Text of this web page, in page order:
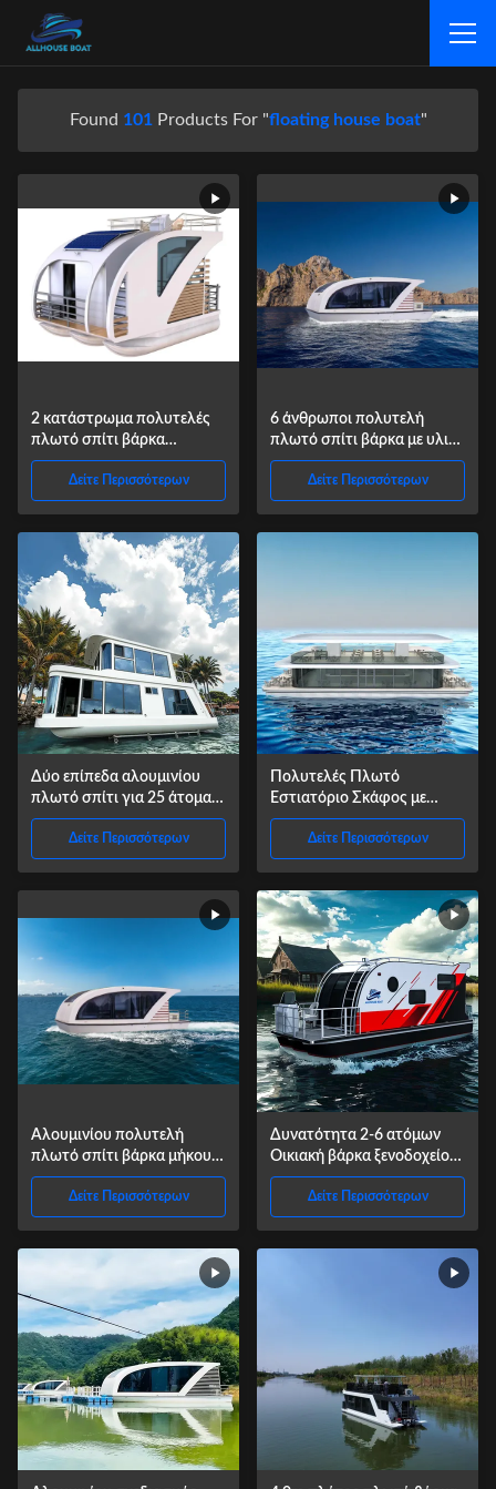
Found 101Products For "floating house boat"
2 κατάστρωμα πολυτελές
πλωτό σπίτι βάρκα
αλουμίνιο βάρκα σπίτι για
πάρτι αναψυχής
Δείτε Περισσότερων
6 άνθρωποι πολυτελή
πλωτό σπίτι βάρκα με υλικό
αλουμινίου για διασκέδαση
αναψυχήςΔείτε Περισσότερων
Δύο επίπεδα αλουμινίου
πλωτό σπίτι για 25 άτομα
χωρητικότητα
Δείτε Περισσότερων
Πολυτελές Πλωτό
Εστιατόριο Σκάφος με
Μήκος 30μ, Χωρητικότητα
200 Ατόμων και Κατασκευή
Αλουμινίου
Δείτε Περισσότερων
Αλουμινίου πολυτελή
πλωτό σπίτι βάρκα μήκους
8m για αξιοθέατα
Δείτε Περισσότερων
Δυνατότητα 2-6 ατόμων
Οικιακή βάρκα ξενοδοχείο
πολυτελή πλωτή με πάχος
σωλήνα 4,0 mm
Δείτε Περισσότερων